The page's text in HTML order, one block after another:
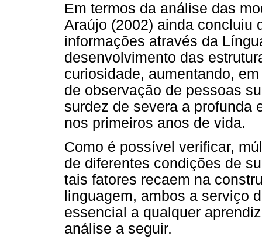
Em termos da análise das
Araújo (2002) ainda concluiu
informações através da
desenvolvimento das
curiosidade, aumentando,
de observação de pessoas
surdez de severa a profunda
nos primeiros anos de vida.
Como é possível verificar,
de diferentes condições de
tais fatores recaem na
linguagem, ambos a serviço
essencial a qualquer
análise a seguir.